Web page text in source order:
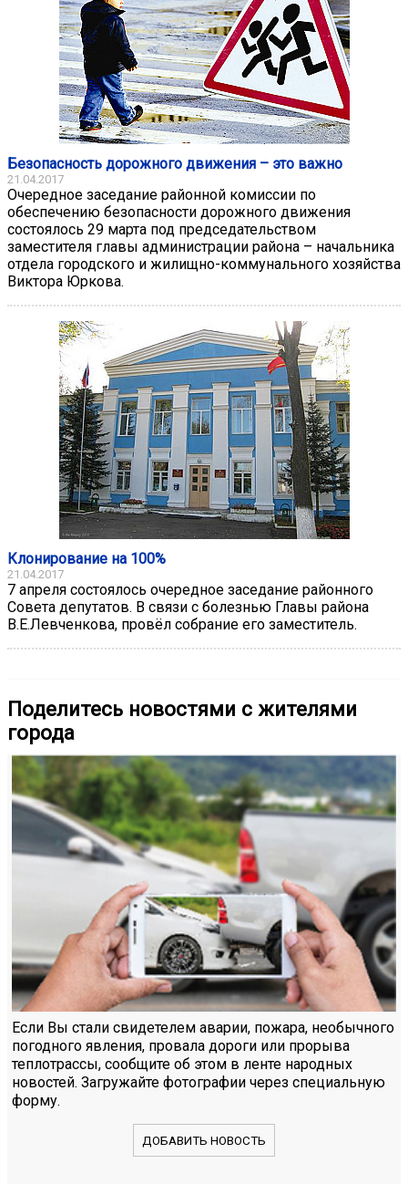
Безопасность дорожного движения – это важно
21.04.2017
Очередное заседание районной комиссии по
обеспечению безопасности дорожного движения
состоялось 29 марта под председательством
заместителя главы администрации района – начальника
отдела городского и жилищно-коммунального хозяйства
Виктора Юркова.
Клонирование на 100%
21.04.2017
7 апреля состоялось очередное заседание районного
Совета депутатов. В связи с болезнью Главы района
В.Е.Левченкова, провёл собрание его заместитель.
Поделитесь новостями с жителями
города
Если Вы стали свидетелем аварии, пожара, необычного
погодного явления, провала дороги или прорыва
теплотрассы, сообщите об этом в ленте народных
новостей. Загружайте фотографии через специальную
форму.
ДОБАВИТЬ НОВОСТЬ